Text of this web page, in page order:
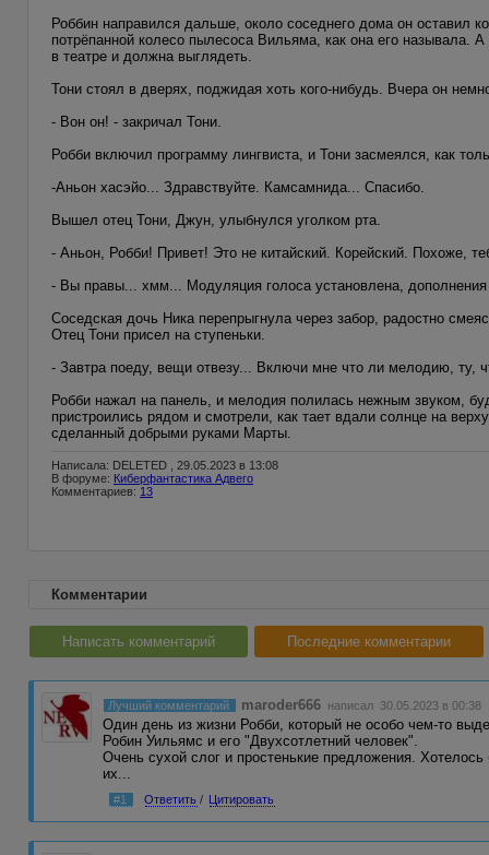
Роббин направился дальше, около соседнего дома он оставил
потрёпанной колесо пылесоса Вильяма, как она его называла.
в театре и должна выглядеть.
Тони стоял в дверях, поджидая хоть кого-нибудь. Вчера он
- Вон он! - закричал Тони.
Робби включил программу лингвиста, и Тони засмеялся, как
-Аньон хасэйо... Здравствуйте. Камсамнида... Спасибо.
Вышел отец Тони, Джун, улыбнулся уголком рта.
- Аньон, Робби! Привет! Это не китайский. Корейский. Похоже,
- Вы правы... хмм... Модуляция голоса установлена,
Соседская дочь Ника перепрыгнула через забор, радостно
Отец Тони присел на ступеньки.
- Завтра поеду, вещи отвезу... Включи мне что ли мелодию, ту,
Робби нажал на панель, и мелодия полилась нежным звуком,
пристроились рядом и смотрели, как тает вдали солнце на
сделанный добрыми руками Марты.
Написала: DELETED , 29.05.2023 в 13:08
В форуме: Киберфантастика Адвего
Комментариев: 13
Комментарии
Написать комментарий Последние комментарии
Лучший комментарий maroder666 написал 30.05.2023 в 00:38
Один день из жизни Робби, который не особо чем-то
Робин Уильямс и его "Двухсотлетний человек".
Очень сухой слог и простенькие предложения.
их...
#1 Ответить / Цитировать